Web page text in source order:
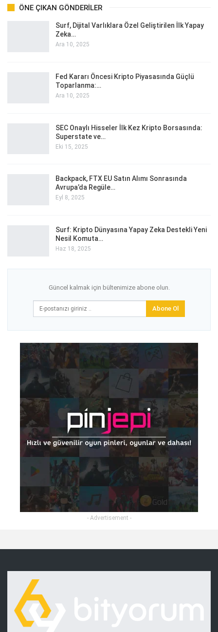
ÖNE ÇIKAN GÖNDERILER
Surf, Dijital Varlıklara Özel Geliştirilen İlk Yapay
Zeka…
Ara 10, 2025
Fed Kararı Öncesi Kripto Piyasasında Güçlü
Toparlanma:…
Ara 10, 2025
SEC Onaylı Hisseler İlk Kez Kripto Borsasında:
Superstate ve…
Eki 15, 2025
Backpack, FTX EU Satın Alımı Sonrasında
Avrupa’da Regüle…
Eyl 8, 2025
Surf: Kripto Dünyasına Yapay Zeka Destekli Yeni
Nesil Komuta…
Haz 18, 2025
Güncel kalmak için bültenimize abone olun.
Abone Ol
- Advertisement -